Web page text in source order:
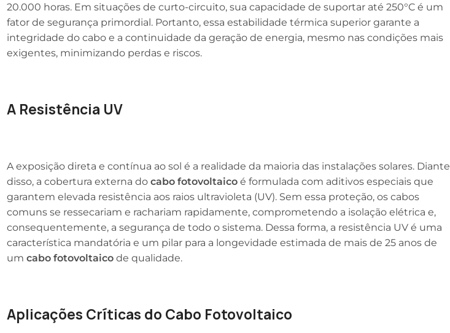
20.000 horas. Em situações de curto-circuito, sua capacidade de suportar até 250°C é um
fator de segurança primordial. Portanto, essa estabilidade térmica superior garante a
integridade do cabo e a continuidade da geração de energia, mesmo nas condições mais
exigentes, minimizando perdas e riscos.
A Resistência UV
A exposição direta e contínua ao sol é a realidade da maioria das instalações solares. Diante
disso, a cobertura externa do cabo fotovoltaico é formulada com aditivos especiais que
garantem elevada resistência aos raios ultravioleta (UV). Sem essa proteção, os cabos
comuns se ressecariam e rachariam rapidamente, comprometendo a isolação elétrica e,
consequentemente, a segurança de todo o sistema. Dessa forma, a resistência UV é uma
característica mandatória e um pilar para a longevidade estimada de mais de 25 anos de
um cabo fotovoltaico de qualidade.
Aplicações Críticas do Cabo Fotovoltaico